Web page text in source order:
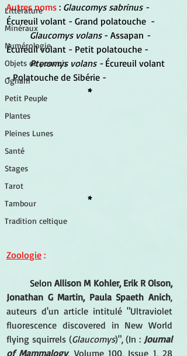
Littérature
Minéraux
Numérologie
Objets de pouvoir
Ogham
Petit Peuple
Plantes
Pleines Lunes
Santé
Stages
Tarot
Tambour
Tradition celtique
Autres noms : Glaucomys sabrinus -
Écureuil volant - Grand polatouche  -
Glaucomys volans - Assapan -
Écureuil volant - Petit polatouche -
Pteromys volans - Écureuil volant
- Polatouche de Sibérie -
*
*
Zoologie :
	Selon
Allison M Kohler, Erik R Olson,
Jonathan G Martin, Paula Spaeth Anich,
auteurs d'un article intitulé "Ultraviolet
fluorescence discovered in New World
flying squirrels (Glaucomys)", (In : Journal
of Mammalogy, Volume 100, Issue 1, 28